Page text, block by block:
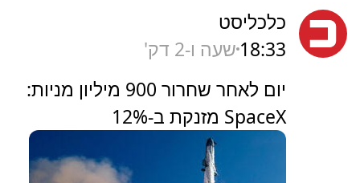
כלכליסט
18:33 שעה ו-2 דק'
יום לאחר שחרור 900 מיליון מניות:
SpaceX מזנקת ב-12%